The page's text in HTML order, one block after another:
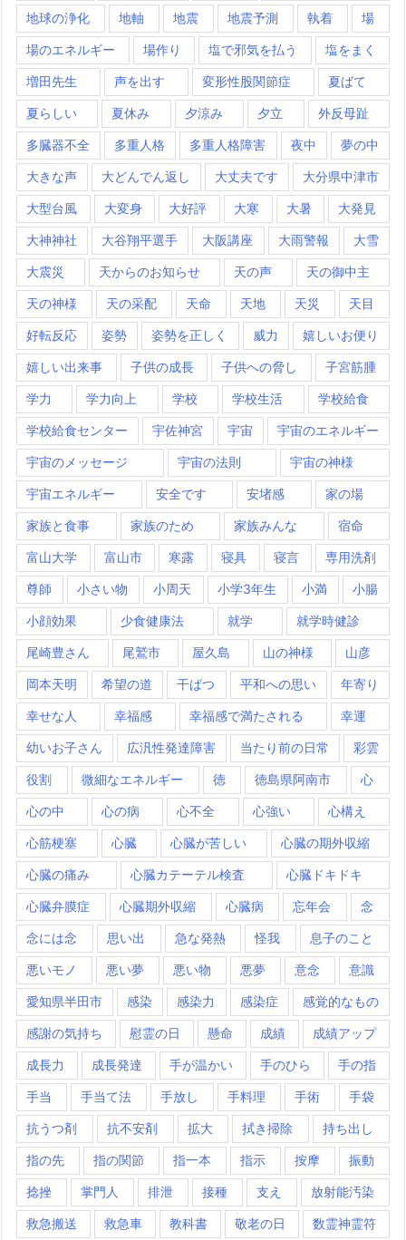
地球の浄化 地軸 地震 地震予測 執着 場
場のエネルギー 場作り 塩で邪気を払う 塩をまく
増田先生 声を出す 変形性股関節症 夏ばて
夏らしい 夏休み 夕涼み 夕立 外反母趾
多臓器不全 多重人格 多重人格障害 夜中 夢の中
大きな声 大どんでん返し 大丈夫です 大分県中津市
大型台風 大変身 大好評 大寒 大暑 大発見
大神神社 大谷翔平選手 大阪講座 大雨警報 大雪
大震災 天からのお知らせ 天の声 天の御中主
天の神様 天の采配 天命 天地 天災 天目
好転反応 姿勢 姿勢を正しく 威力 嬉しいお便り
嬉しい出来事 子供の成長 子供への脅し 子宮筋腫
学力 学力向上 学校 学校生活 学校給食
学校給食センター 宇佐神宮 宇宙 宇宙のエネルギー
宇宙のメッセージ 宇宙の法則 宇宙の神様
宇宙エネルギー 安全です 安堵感 家の場
家族と食事 家族のため 家族みんな 宿命
富山大学 富山市 寒露 寝具 寝言 専用洗剤
尊師 小さい物 小周天 小学3年生 小満 小腸
小顔効果 少食健康法 就学 就学時健診
尾崎豊さん 尾鷲市 屋久島 山の神様 山彦
岡本天明 希望の道 干ばつ 平和への思い 年寄り
幸せな人 幸福感 幸福感で満たされる 幸運
幼いお子さん 広汎性発達障害 当たり前の日常 彩雲
役割 微細なエネルギー 徳 徳島県阿南市 心
心の中 心の病 心不全 心強い 心構え
心筋梗塞 心臓 心臓が苦しい 心臓の期外収縮
心臓の痛み 心臓カテーテル検査 心臓ドキドキ
心臓弁膜症 心臓期外収縮 心臓病 忘年会 念
念には念 思い出 急な発熱 怪我 息子のこと
悪いモノ 悪い夢 悪い物 悪夢 意念 意識
愛知県半田市 感染 感染力 感染症 感覚的なもの
感謝の気持ち 慰霊の日 懸命 成績 成績アップ
成長力 成長発達 手が温かい 手のひら 手の指
手当 手当て法 手放し 手料理 手術 手袋
抗うつ剤 抗不安剤 拡大 拭き掃除 持ち出し
指の先 指の関節 指一本 指示 按摩 振動
捻挫 掌門人 排泄 接種 支え 放射能汚染
救急搬送 救急車 教科書 敬老の日 数霊神霊符